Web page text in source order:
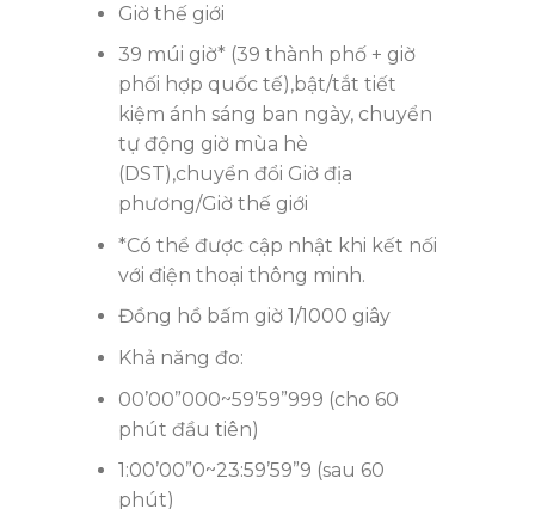
Giờ thế giới
39 múi giờ* (39 thành phố + giờ
phối hợp quốc tế),bật/tắt tiết
kiệm ánh sáng ban ngày, chuyển
tự động giờ mùa hè
(DST),chuyển đổi Giờ địa
phương/Giờ thế giới
*Có thể được cập nhật khi kết nối
với điện thoại thông minh.
Đồng hồ bấm giờ 1/1000 giây
Khả năng đo:
00’00”000~59’59”999 (cho 60
phút đầu tiên)
1:00’00”0~23:59’59”9 (sau 60
phút)